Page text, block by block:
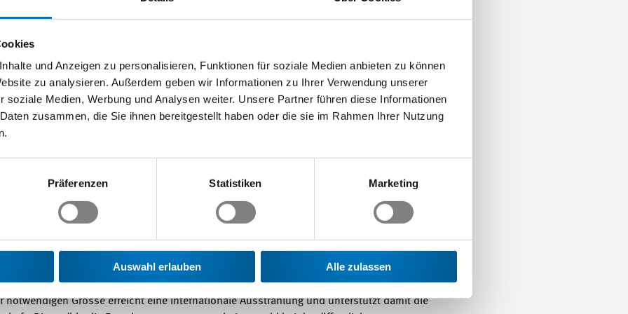
und Anzeigen zu personalisieren, Funktionen für soziale Medien anbieten zu können
zu analysieren. Außerdem geben wir Informationen zu Ihrer Verwendung unserer
soziale Medien, Werbung und Analysen weiter. Unsere Partner führen diese Informationen
zusammen, die Sie ihnen bereitgestellt haben oder die sie im Rahmen Ihrer Nutzung
Präferenzen Statistiken Marketing
Auswahl erlauben Alle zulassen
den Innovationspark definiert.
Konzept der Kantone die Ausgestaltung der künftigen nationalen Dachorganisation,
Vermarktung und Qualitätssicherung vereinen soll. Die beiden Hubstandorte sollen
angesiedelt werden. Während in Zürich ein Stadtquartier auf einem Teil des
soll, erweitert Lausanne die eigenen Aktivitäten um die ETH-Aussenstellen zu einem
im Kanton Aargau (Park "InnovAARE" im Umfeld des Paul-Scherrer-Instituts,
"BEST" der beiden Kantone Basel-Stadt und Basel-Landschaft und des Kantons
ihre Entwicklungsfähigkeit erneut unter Beweis zu stellen.
Ball liegt nun beim Bund
an den Bund wurde einstimmig gefällt. Bereits im letzten Herbst hatten die
Auswahlverfahren einstimmig verabschiedet. Die Kantone haben somit gleich
Anträge der Kantone dem Bundesrat zur Würdigung zu unterbreiten. Ein
Im Anschluss wird die Botschaft an die Eidgenössischen Räte zur Beratung
Seit den ersten Diskussionen unterstützt Swissmem die Idee des nationalen
Grösse erreicht eine internationale Ausstrahlung und unterstützt damit die